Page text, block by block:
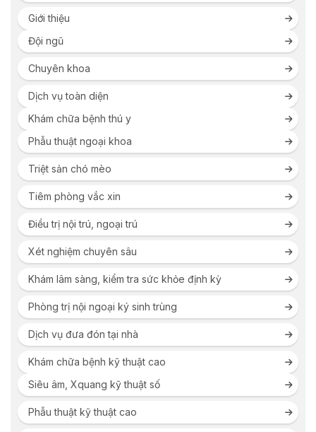
Giới thiệu
Đội ngũ
Chuyên khoa
Dịch vụ toàn diện
Khám chữa bệnh thú y
Phẫu thuật ngoại khoa
Triệt sản chó mèo
Tiêm phòng vắc xin
Điều trị nội trú, ngoại trú
Xét nghiệm chuyên sâu
Khám lâm sàng, kiểm tra sức khỏe định kỳ
Phòng trị nội ngoại ký sinh trùng
Dịch vụ đưa đón tại nhà
Khám chữa bệnh kỹ thuật cao
Siêu âm, Xquang kỹ thuật số
Phẫu thuật kỹ thuật cao